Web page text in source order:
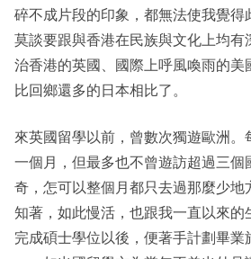
碎不成片段的印象，都無法使我覺得
莫談要跟與香港在民族與文化上均
治香港的英國、國際上呼風喚雨的
比回鄉還多的日本相比了。
來英國留學以前，曾數次獨遊歐洲
一個月，但最多也不曾遊訪超過三
奇，怎可以整個月都只去過那麼少地
知著，如此慢活，也跟我一直以來的
完成碩士學位以後，便著手計劃畢